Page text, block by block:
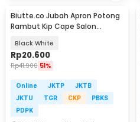
Biutte.co Jubah Apron Potong
Rambut Kip Cape Salon
Black White
Rp20.600
Rp41.900 51%
Online JKTP
JKTB
JKTU
TGR CKP
PBKS
PDPK